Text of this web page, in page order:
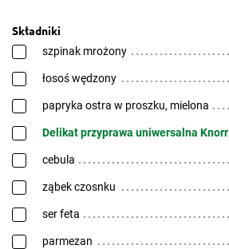
Składniki
szpinak mrożony
łosoś wędzony
papryka ostra w proszku, mielona
Delikat przyprawa uniwersalna Knorr
cebula
ząbek czosnku
ser feta
parmezan